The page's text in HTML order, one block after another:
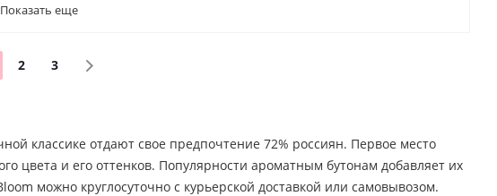
Показать еще
2 3
классике отдают свое предпочтение 72% россиян. Первое место
цвета и его оттенков. Популярности ароматным бутонам добавляет их
можно круглосуточно с курьерской доставкой или самовывозом.